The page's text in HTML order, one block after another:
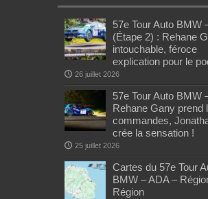
57e Tour Auto BMW
(Étape 2) : Rehane
intouchable, féroce
explication pour le
26 juillet 2026
57e Tour Auto BMW
Rehane Gany prend
commandes,
crée la sensation !
25 juillet 2026
Cartes du 57e Tour
BMW – ADA –
Région